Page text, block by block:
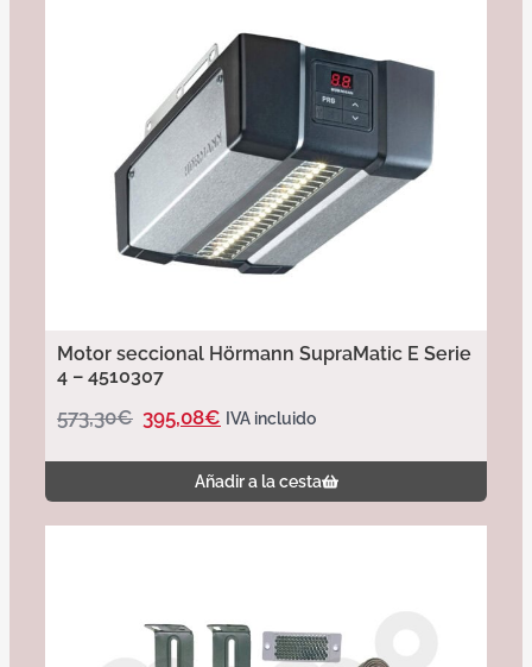
Motor seccional Hörmann SupraMatic E Serie
4 – 4510307
573,30€ 395,08€ IVA incluido
Añadir a la cesta